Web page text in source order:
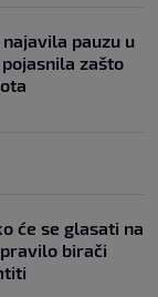
pauzu u
zašto
će se glasati na
birači